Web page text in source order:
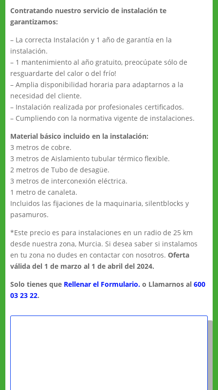
Contratando nuestro servicio de instalación te
garantizamos:
– La correcta Instalación y 1 año de garantía en la
instalación.
– 1 mantenimiento al año gratuito, preocúpate sólo de
resguardarte del calor o del frío!
– Amplia disponibilidad horaria para adaptarnos a la
necesidad del cliente.
– Instalación realizada por profesionales certificados.
– Cumpliendo con la normativa vigente de instalaciones.
Material básico incluido en la instalación:
3 metros de cobre.
3 metros de Aislamiento tubular térmico flexible.
2 metros de Tubo de desagüe.
3 metros de interconexión eléctrica.
1 metro de canaleta.
Incluidos las fijaciones de la maquinaria, silentblocks y
pasamuros.
*Este precio es para instalaciones en un radio de 25 km
desde nuestra zona, Murcia. Si desea saber si instalamos
en tu zona no dudes en contactar con nosotros.Oferta
válida del 1 de marzo al 1 de abril del 2024.
Solo tienes que Rellenar el Formulario. o Llamarnos al600
03 23 22.